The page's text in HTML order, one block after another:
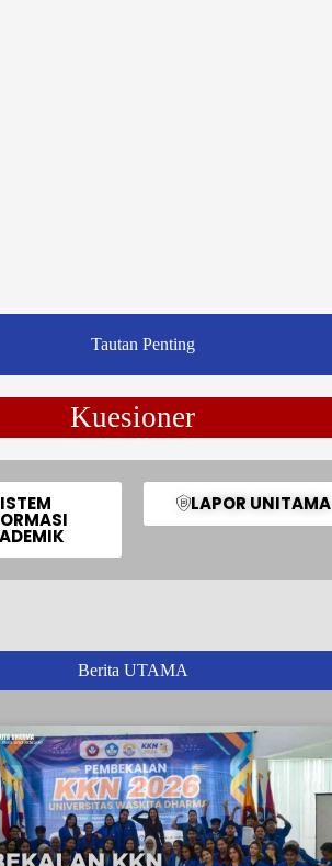
Tautan Penting
Kuesioner
LAPOR UNITAMA
Berita UTAMA